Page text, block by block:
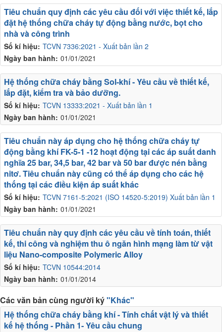
Số kí hiệu: TCVN 7336:2021 - Xuất bản lần 2
Ngày ban hành: 01/01/2021
Tiêu chuẩn quy định các yêu cầu đối với việc thiết kế, lắp
đặt hệ thống chữa cháy tự động bằng nước, bọt cho
nhà và công trình
Số kí hiệu: TCVN 13333:2021 - Xuất bản lần 1
Ngày ban hành: 01/01/2021
Hệ thống chữa cháy bằng Sol-khí - Yêu cầu về thiết kế,
lắp đặt, kiểm tra và bảo dưỡng.
Số kí hiệu: TCVN 7161-5:2021 (ISO 14520-5:2019) Xuất bản lần 1
Ngày ban hành: 01/01/2021
Tiêu chuẩn này áp dụng cho hệ thống chữa cháy tự
động bằng khí FK-5-1 -12 hoạt động tại các áp suất danh
nghĩa 25 bar, 34,5 bar, 42 bar và 50 bar được nén bằng
nitơ. Tiêu chuẩn này cũng có thể áp dụng cho các hệ
thống tại các điều kiện áp suất khác
Số kí hiệu: TCVN 10544:2014
Ngày ban hành: 01/01/2014
Tiêu chuẩn này quy định các yêu cầu về tính toán, thiết
kế, thi công và nghiệm thu ô ngăn hình mạng làm từ vật
liệu Nano-composite Polymeric Alloy
Các văn bản cùng người ký"Khác"
Hệ thống chữa cháy bằng khí - Tính chất vật lý và thiết
kế hệ thống - Phần 1- Yêu cầu chung